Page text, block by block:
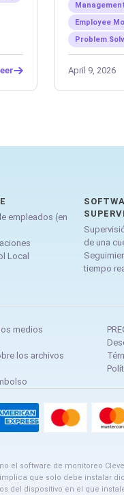
Management
Employee
Problem
April 9, 2026
empleados (en
Local
de una
tiempo
medios
los archivos
el software de monitoreo
que solo debe
del dispositivo en el que